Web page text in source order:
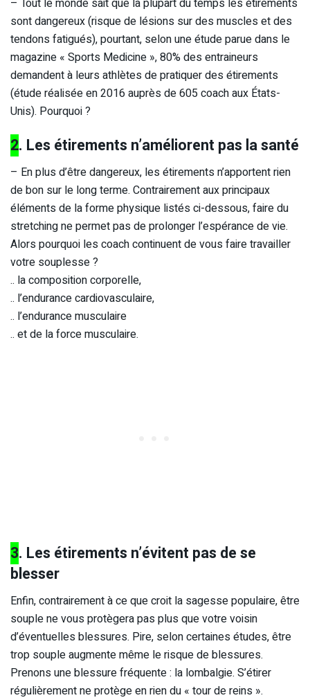
– Tout le monde sait que la plupart du temps les étirements
sont dangereux (risque de lésions sur des muscles et des
tendons fatigués), pourtant, selon une étude parue dans le
magazine « Sports Medicine », 80% des entraineurs
demandent à leurs athlètes de pratiquer des étirements
(étude réalisée en 2016 auprès de 605 coach aux États-
Unis). Pourquoi ?
2. Les étirements n’améliorent pas la santé
– En plus d’être dangereux, les étirements n’apportent rien
de bon sur le long terme. Contrairement aux principaux
éléments de la forme physique listés ci-dessous, faire du
stretching ne permet pas de prolonger l’espérance de vie.
Alors pourquoi les coach continuent de vous faire travailler
votre souplesse ?
.. la composition corporelle,
.. l’endurance cardiovasculaire,
.. l’endurance musculaire
.. et de la force musculaire.
3. Les étirements n’évitent pas de se
blesser
Enfin, contrairement à ce que croit la sagesse populaire, être
souple ne vous protègera pas plus que votre voisin
d’éventuelles blessures. Pire, selon certaines études, être
trop souple augmente même le risque de blessures.
Prenons une blessure fréquente : la lombalgie. S’étirer
régulièrement ne protège en rien du « tour de reins ».